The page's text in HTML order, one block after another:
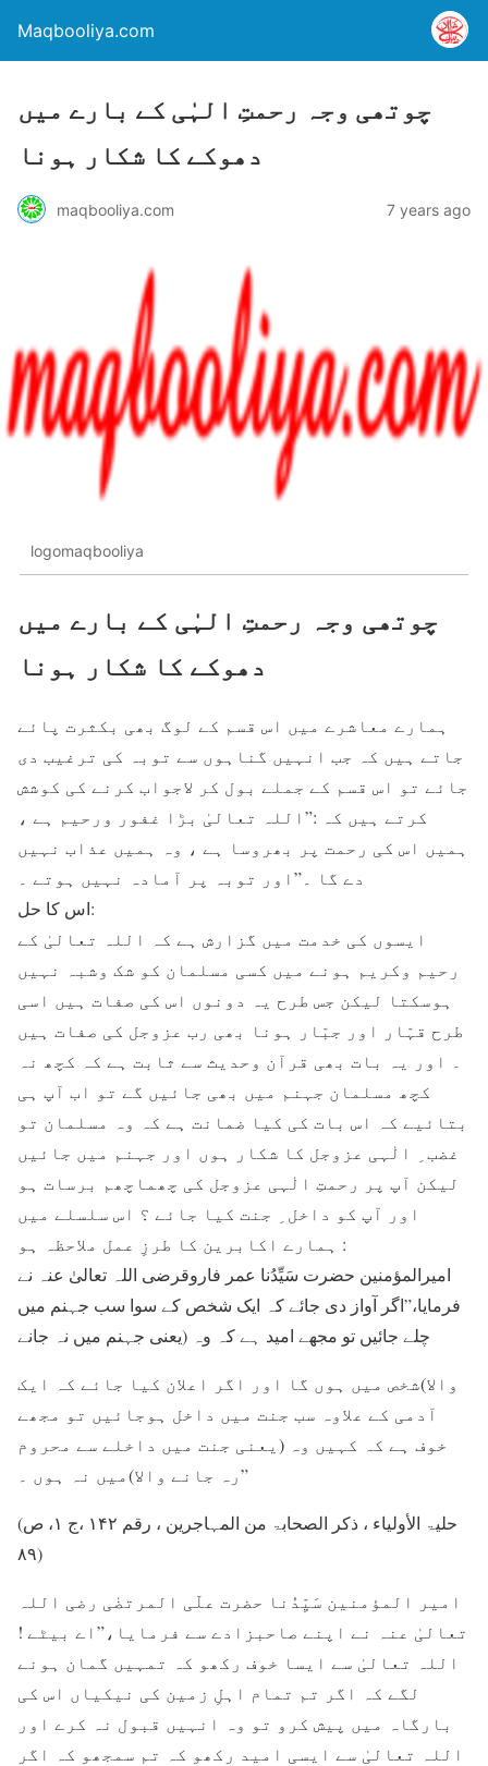
Maqbooliya.com
چوتھی وجہ رحمتِ الہٰی کے بارے میں
دھوکے کا شکار ہونا
maqbooliya.com 7 years ago
logomaqbooliya
چوتھی وجہ رحمتِ الہٰی کے بارے میں
دھوکے کا شکار ہونا
ہمارے معاشرے میں اس قسم کے لوگ بھی بکثرت پائے
جاتے ہیں کہ جب انہیں گناہوں سے توبہ کی ترغیب دی
جائے تو اس قسم کے جملے بول کر لاجواب کرنے کی کوشش
کرتے ہیں کہ :”اللہ تعالیٰ بڑا غفور ورحیم ہے ،
ہمیں اس کی رحمت پر بھروسا ہے ، وہ ہمیں عذاب نہیں
دے گا ۔”اور توبہ پر آمادہ نہیں ہوتے ۔
اس کا حل:
ایسوں کی خدمت میں گزارش ہے کہ اللہ تعالیٰ کے
رحیم وکریم ہونے میں کسی مسلمان کو شک وشبہ نہیں
ہوسکتا لیکن جس طرح یہ دونوں اس کی صفات ہیں اسی
طرح قہّار اور جبّار ہونا بھی رب عزوجل کی صفات ہیں
۔ اور یہ بات بھی قرآن وحدیث سے ثابت ہے کہ کچھ نہ
کچھ مسلمان جہنم میں بھی جائیں گے تو اب آپ ہی
بتائيے کہ اس بات کی کیا ضمانت ہے کہ وہ مسلمان تو
غضب ِ الٰہی عزوجل کا شکار ہوں اور جہنم میں جائیں
لیکن آپ پر رحمتِ الٰہی عزوجل کی چھماچھم برسات ہو
اور آپ کو داخل ِ جنت کیا جائے ؟ اس سلسلے میں
ہمارے اکابرین کا طرزِ عمل ملاحظہ ہو :
امیرالمؤمنین حضرت سَیِّدُنا عمر فاروقرضی اللہ تعالیٰ عنہ نے
فرمایا،”اگر آواز دی جائے کہ ایک شخص کے سوا سب جہنم میں
چلے جائیں تو مجھے امید ہے کہ وہ (یعنی جہنم میں نہ جانے
والا)شخص میں ہوں گا اور اگر اعلان کیا جائے کہ ایک
آدمی کے علاوہ سب جنت میں داخل ہوجائیں تو مجھے
خوف ہے کہ کہیں وہ (یعنی جنت میں داخلے سے محروم
رہ جانے والا)میں نہ ہوں ۔”
(حلیۃ الأولیاء ، ذکر الصحابۃ من المہاجرین ، رقم ۱۴۲ ،ج ۱، ص
۸۹)
امیر المؤمنین سَیِّدُنا حضرت علّی المرتضٰی رضی اللہ
تعالیٰ عنہ نے اپنے صاحبزادے سے فرمایا،”اے بیٹے !
اللہ تعالیٰ سے ایسا خوف رکھو کہ تمہیں گمان ہونے
لگے کہ اگر تم تمام اہلِ زمین کی نیکیاں اس کی
بارگاہ میں پیش کرو تو وہ انہیں قبول نہ کرے اور
اللہ تعالیٰ سے ایسی امید رکھو کہ تم سمجھو کہ اگر